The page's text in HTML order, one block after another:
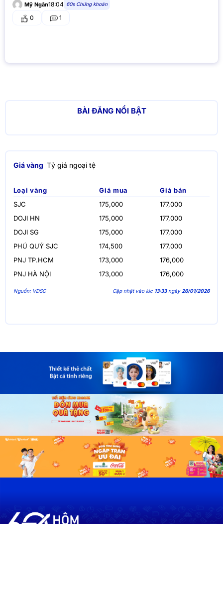
Mỹ Ngân18:04 60s Chứng khoán
0 1
BÀI ĐĂNG NỔI BẬT
Giá vàng Tỷ giá ngoại tệ
Loại vàng Giá mua
Giá bán
SJC
175,000
177,000
DOJI HN
175,000
177,000
DOJI SG
175,000
177,000
PHÚ QUÝ SJC
174,500
177,000
PNJ TP.HCM
173,000
176,000
PNJ HÀ NỘI
173,000 176,000
Nguồn: VDSC Cập nhật vào lúc 13:33ngày 26/01/2026